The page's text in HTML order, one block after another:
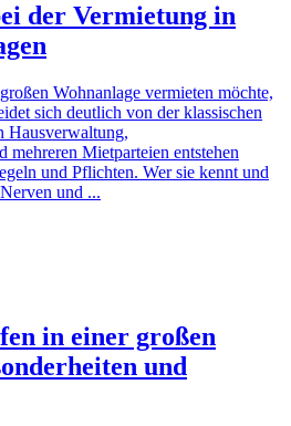
der Vermietung in
Wohnanlage vermieten möchte,
sich deutlich von der klassischen
Hausverwaltung,
mehreren Mietparteien entstehen
und Pflichten. Wer sie kennt und
und ...
in einer großen
und